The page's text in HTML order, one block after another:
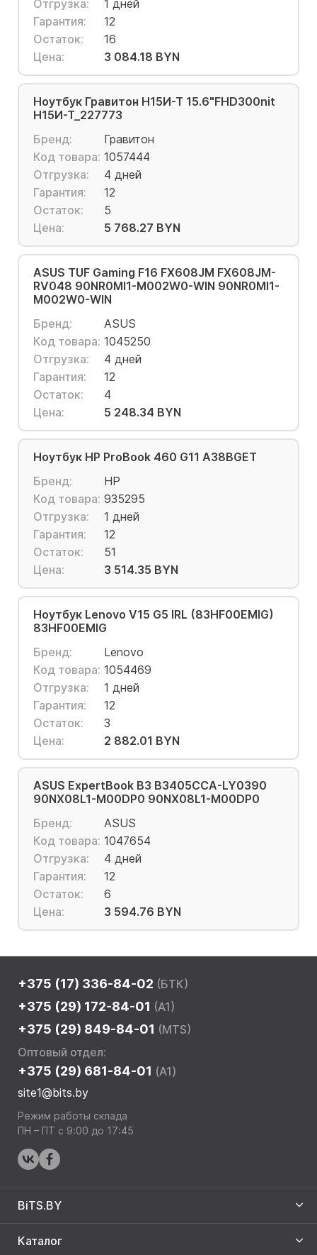
Отгрузка:
1 дней
Гарантия:
12
Остаток:
16
Цена:
3 084.18 BYN
Ноутбук Гравитон Н15И-Т 15.6"FHD300nit
Н15И-Т_227773
Бренд:
Гравитон
Код товара: 1057444
Отгрузка:
4 дней
Гарантия:
12
Остаток:
5
Цена:
5 768.27 BYN
ASUS TUF Gaming F16 FX608JM FX608JM-
RV048 90NR0MI1-M002W0-WIN 90NR0MI1-
M002W0-WIN
Бренд:
ASUS
Код товара: 1045250
Отгрузка:
4 дней
Гарантия:
12
Остаток:
4
Цена:
5 248.34 BYN
Ноутбук HP ProBook 460 G11 A38BGET
Бренд:
HP
Код товара: 935295
Отгрузка:
1 дней
Гарантия:
12
Остаток:
51
Цена:
3 514.35 BYN
Ноутбук Lenovo V15 G5 IRL (83HF00EMIG)
83HF00EMIG
Бренд:
Lenovo
Код товара: 1054469
Отгрузка:
1 дней
Гарантия:
12
Остаток:
3
Цена:
2 882.01 BYN
ASUS ExpertBook B3 B3405CCA-LY0390
90NX08L1-M00DP0 90NX08L1-M00DP0
Бренд:
ASUS
Код товара: 1047654
Отгрузка:
4 дней
Гарантия:
12
Остаток:
6
Цена:
3 594.76 BYN
+375 (17) 336-84-02 (БТК)
+375 (29) 172-84-01 (A1)
+375 (29) 849-84-01 (MTS)
Оптовый отдел:
+375 (29) 681-84-01 (A1)
site1@bits.by
Режим работы склада
ПН – ПТ с 9:00 до 17:45
BiTS.BY
Каталог